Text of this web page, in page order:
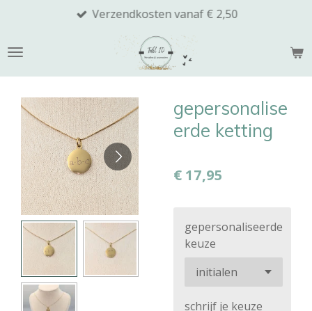
naar
Verzendkosten vanaf € 2,50
gepersonalise
erde ketting
€ 17,95
gepersonaliseerde
keuze
schrijf je keuze